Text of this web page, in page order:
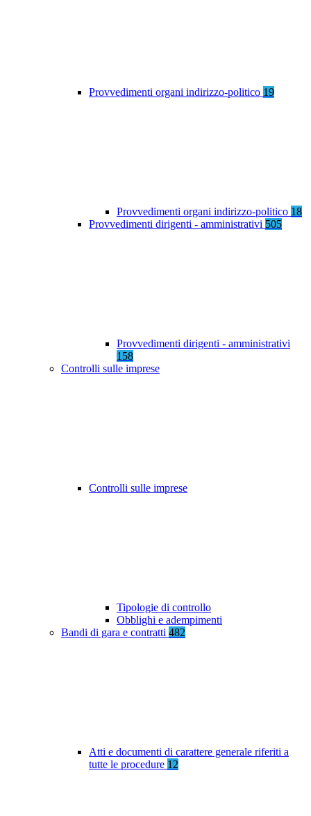
Provvedimenti organi indirizzo-politico 19
Provvedimenti organi indirizzo-politico 18
Provvedimenti dirigenti - amministrativi 505
Provvedimenti dirigenti - amministrativi
158
Controlli sulle imprese
Controlli sulle imprese
Tipologie di controllo
Obblighi e adempimenti
Bandi di gara e contratti 482
Atti e documenti di carattere generale riferiti a
tutte le procedure 12